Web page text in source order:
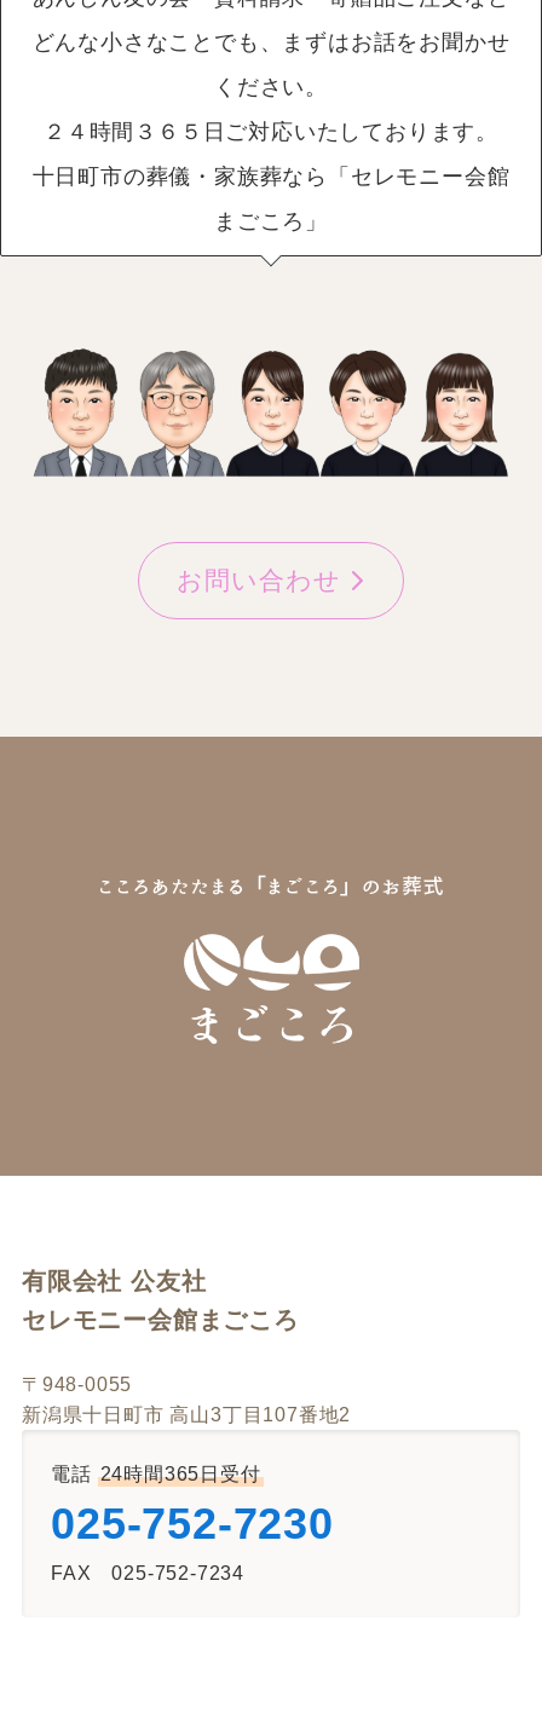
どんな小さなことでも、まずはお話をお聞かせ
ください。
２４時間３６５日ご対応いたしております。
十日町市の葬儀・家族葬なら「セレモニー会館
まごころ」
お問い合わせ
有限会社 公友社
セレモニー会館まごころ
〒948-0055
新潟県十日町市 高山3丁目107番地2
電話 24時間365日受付
025-752-7230
FAX 025-752-7234